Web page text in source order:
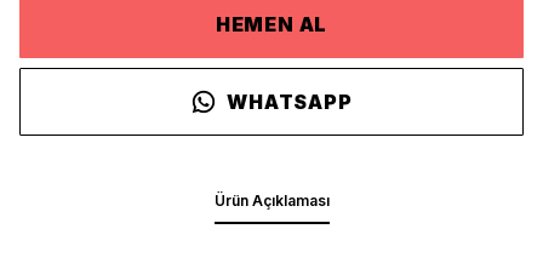
HEMEN AL
WHATSAPP
Ürün Açıklaması